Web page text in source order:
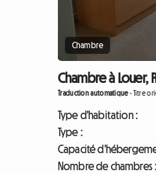
Chambre
Chambre à Louer,
Traduction automatique-Titre
Type d'habitation :
Type :
Capacité
Nombre de chambres :